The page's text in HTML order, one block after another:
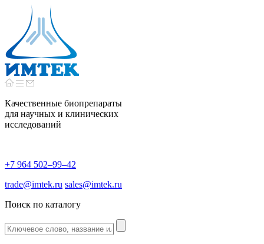
Качественные биопрепараты
для научных и клинических
исследований
+7 964 502–99–42
trade@imtek.ru sales@imtek.ru
Поиск по каталогу